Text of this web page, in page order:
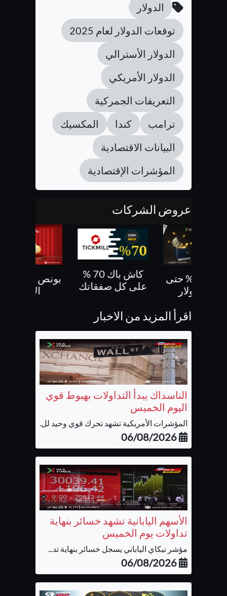
الدولار
توقعات الدولار لعام 2025
الدولار الأسترالي
الدولار الأمريكي
التعريفات الجمركية
ترامب
كندا
المكسيك
البيانات الاقتصادية
المؤشرات الإقتصادية
عروض الشركات
بونص 30% حتى
كاش باك 70 %
على كل صفقاتك
الايداع
اقرأ المزيد من الاخبار
الناسداك يبدأ التداولات بهبوط قوي
اليوم الخميس
المؤشرات الأمريكية تشهد تحرك قوي وحيد لل...
06/08/2026
الأسهم اليابانية تشهد خسائر بنهاية
تداولات يوم الخميس
مؤشر نيكاي الياباني يسجل خسائر بنهاية تد...
06/08/2026